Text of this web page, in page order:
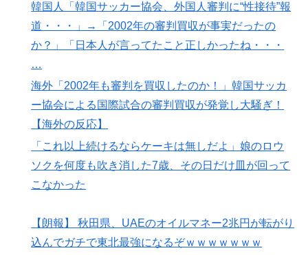
韓国人「韓国サッカー協会、外国人審判に“性接待”報
道・・・」→「2002年の審判買収が事実だったの
か？」「日本人が言ってたこと正しかったね・・・
…
海外「2002年も審判を買収したのか！」韓国サッカ
ー協会による国際試合の審判買収が発覚し大騒ぎ！
【海外の反応】
「これ以上続けるならケーキは無しだよ」娘のロウ
ソクを何度も吹き消した7歳、その日だけ皿が回って
こなかった
【朗報】 秋田県、UAEのオイルマネー2兆円が転がり
込んでガチで東北最強になるぞｗｗｗｗｗｗｗ